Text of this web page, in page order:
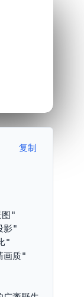
复制
"
影"
"
画质"